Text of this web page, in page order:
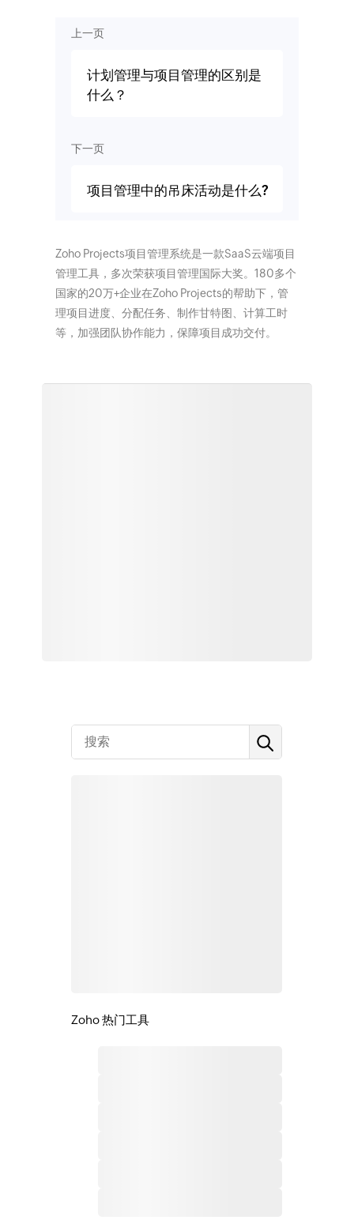
上一页
计划管理与项目管理的区别是
什么？
下一页
项目管理中的吊床活动是什么?
Zoho Projects项目管理系统是一款SaaS云端项目
管理工具，多次荣获项目管理国际大奖。180多个
国家的20万+企业在Zoho Projects的帮助下，管
理项目进度、分配任务、制作甘特图、计算工时
等，加强团队协作能力，保障项目成功交付。
Zoho 热门工具